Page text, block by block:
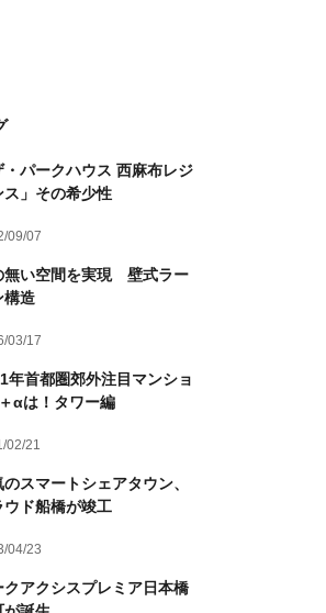
・パークハウス 西麻布レジ
ス」その希少性
09/07
無い空間を実現 壁式ラー
構造
03/17
年首都圏郊外注目マンショ
αは！タワー編
02/21
のスマートシェアタウン、
ウド船橋が竣工
04/23
クアクシスプレミア日本橋